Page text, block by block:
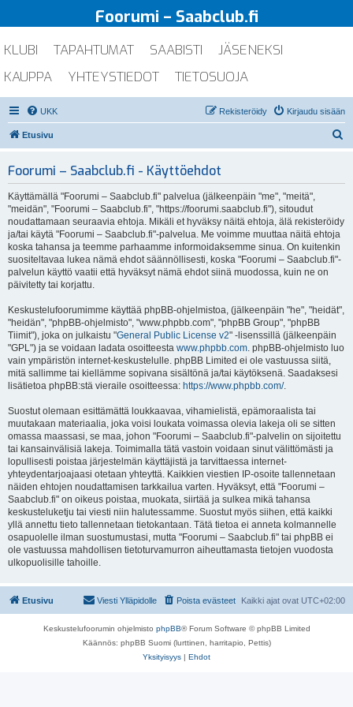
Foorumi – Saabclub.fi
KLUBI TAPAHTUMAT SAABISTI
JÄSENEKSI
KAUPPA
YHTEYSTIEDOT TIETOSUOJA
UKK Kirjaudu sisään
Rekisteröidy
Etusivu
Foorumi – Saabclub.fi - Käyttöehdot
Käyttämällä "Foorumi – Saabclub.fi" palvelua (jälkeenpäin "me", "meitä",
"meidän", "Foorumi – Saabclub.fi", "https://foorumi.saabclub.fi"), sitoudut
noudattamaan seuraavia ehtoja. Mikäli et hyväksy näitä ehtoja, älä rekisteröidy
ja/tai käytä "Foorumi – Saabclub.fi"-palvelua. Me voimme muuttaa näitä ehtoja
koska tahansa ja teemme parhaamme informoidaksemme sinua. On kuitenkin
suositeltavaa lukea nämä ehdot säännöllisesti, koska "Foorumi – Saabclub.fi"-
palvelun käyttö vaatii että hyväksyt nämä ehdot siinä muodossa, kuin ne on
päivitetty tai korjattu.
Keskustelufoorumimme käyttää phpBB-ohjelmistoa, (jälkeenpäin "he", "heidät",
"heidän", "phpBB-ohjelmisto", "www.phpbb.com", "phpBB Group", "phpBB
Tiimit"), joka on julkaistu "General Public License v2" -lisenssillä (jälkeenpäin
"GPL") ja se voidaan ladata osoitteesta www.phpbb.com. phpBB-ohjelmisto luo
vain ympäristön internet-keskustelulle. phpBB Limited ei ole vastuussa siitä,
mitä sallimme tai kiellämme sopivana sisältönä ja/tai käytöksenä. Saadaksesi
lisätietoa phpBB:stä vieraile osoitteessa: https://www.phpbb.com/.
Suostut olemaan esittämättä loukkaavaa, vihamielistä, epämoraalista tai
muutakaan materiaalia, joka voisi loukata voimassa olevia lakeja oli se sitten
omassa maassasi, se maa, johon "Foorumi – Saabclub.fi"-palvelin on sijoitettu
tai kansainvälisiä lakeja. Toimimalla tätä vastoin voidaan sinut välittömästi ja
lopullisesti poistaa järjestelmän käyttäjistä ja tarvittaessa internet-
yhteydentarjoajaasi otetaan yhteyttä. Kaikkien viestien IP-osoite tallennetaan
näiden ehtojen noudattamisen tarkkailua varten. Hyväksyt, että "Foorumi –
Saabclub.fi" on oikeus poistaa, muokata, siirtää ja sulkea mikä tahansa
keskusteluketju tai viesti niin halutessamme. Suostut myös siihen, että kaikki
yllä annettu tieto tallennetaan tietokantaan. Tätä tietoa ei anneta kolmannelle
osapuolelle ilman suostumustasi, mutta "Foorumi – Saabclub.fi" tai phpBB ei
ole vastuussa mahdollisen tietoturvamurron aiheuttamasta tietojen vuodosta
ulkopuolisille tahoille.
Etusivu Kaikki ajat ovat UTC+02:00
Poista evästeet
Viesti Ylläpidolle
Keskustelufoorumin ohjelmisto phpBB® Forum Software © phpBB Limited
Käännös: phpBB Suomi (lurttinen, harritapio, Pettis)
Yksityisyys | Ehdot